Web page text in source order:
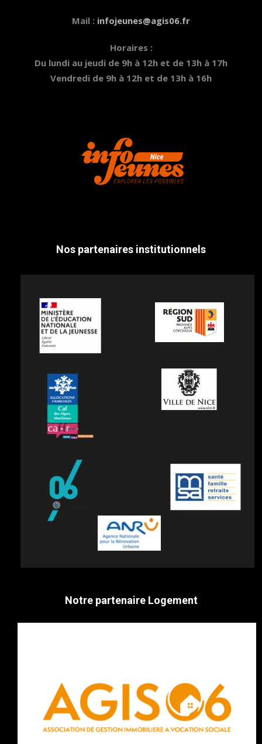
Mail : infojeunes@agis06.fr
Horaires :
Du lundi au jeudi de 9h à 12h et de 13h à 17h
Vendredi de 9h à 12h et de 13h à 16h
Nos partenaires institutionnels
Notre partenaire Logement